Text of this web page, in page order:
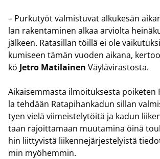
– Pur­ku­työt val­mis­tu­vat al­ku­ke­sän
lan ra­ken­ta­mi­nen alkaa ar­viol­ta
jäl­keen. Ra­ta­sil­lan töil­lä ei ole
ku­mi­seen tämän vuo­den ai­ka­na,
kö Jetro Ma­ti­lai­nen Väy­lä­vi­ras­tos­ta.
Ai­kai­sem­mas­ta il­moi­tuk­ses­ta
la teh­dään Ra­ta­pi­han­ka­dun sil­lan
tyen vielä vii­meis­te­ly­töi­tä ja kadun
taan ra­joit­ta­maan muu­ta­mi­na öinä
hin liit­ty­vis­tä lii­ken­ne­jär­jes­te­lyis­tä
min myö­hem­min.